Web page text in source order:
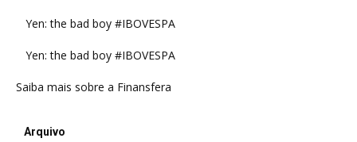
Yen: the bad boy #IBOVESPA
Yen: the bad boy #IBOVESPA
Saiba mais sobre a Finansfera
Arquivo